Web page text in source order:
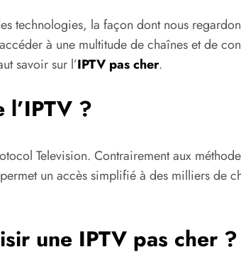
technologies, la façon dont nous
à une multitude de chaînes et de
savoir sur l’IPTV pas cher.
l’IPTV ?
Television. Contrairement aux
un accès simplifié à des milliers de
une IPTV pas cher ?